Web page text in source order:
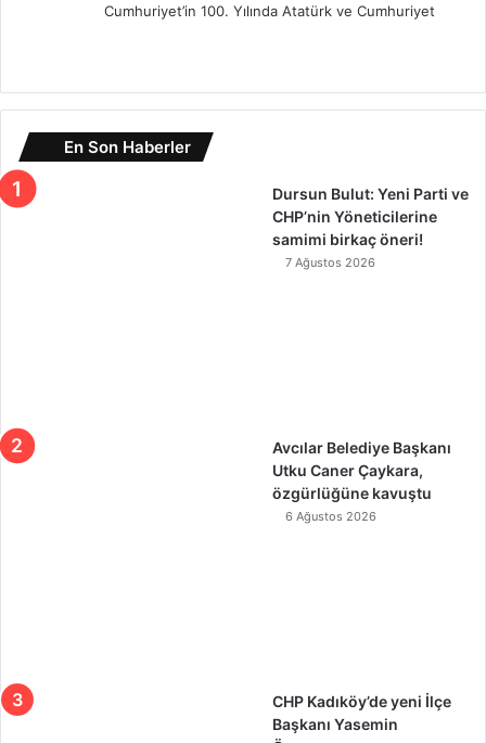
Cumhuriyet’in 100. Yılında Atatürk ve Cumhuriyet
En Son Haberler
Dursun Bulut: Yeni Parti ve
CHP’nin Yöneticilerine
samimi birkaç öneri!
7 Ağustos 2026
Avcılar Belediye Başkanı
Utku Caner Çaykara,
özgürlüğüne kavuştu
6 Ağustos 2026
CHP Kadıköy’de yeni İlçe
Başkanı Yasemin